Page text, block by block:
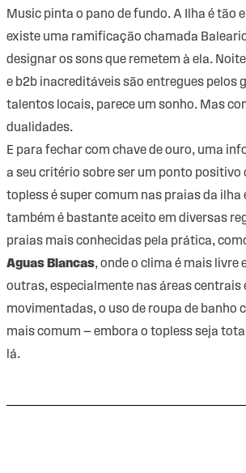
Music pinta o pano de fundo. A Ilha é tão
existe uma ramificação chamada
designar os sons que remetem à ela.
e b2b inacreditáveis são entregues pelos
talentos locais, parece um sonho. Mas
dualidades.
E para fechar com chave de ouro, uma
a seu critério sobre ser um ponto positivo
topless é super comum nas praias da ilha
também é bastante aceito em diversas
praias mais conhecidas pela prática,
Aguas Blancas, onde o clima é mais livre
outras, especialmente nas áreas centrais
movimentadas, o uso de roupa de banho
mais comum — embora o topless seja
lá.